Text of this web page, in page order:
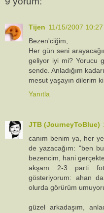
Tijen 11/15/2007
Bezen'ciğim,
Her gün seni
geliyor iyi mi? Yorucu
sende. Anladığım
mesut yaşayın dilerim ki.
Yanıtla
JTB (JourneyToBlue)
canım benim ya, her
de yazacağım: "ben
bezencim, hani
akşam 2-3 parti
gösteriyorum: ahan
olurda görürüm
güzel arkadaşım,